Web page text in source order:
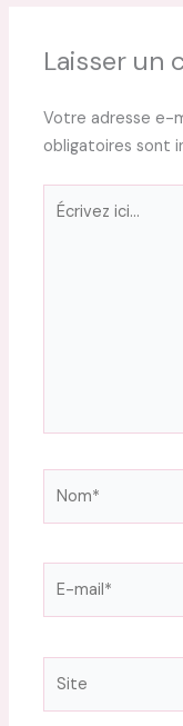
Laisser un
Votre adresse e-
obligatoires sont
Écrivez